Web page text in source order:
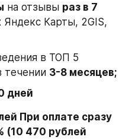
на отзывы раз в 7
Яндекс Карты, 2GIS,
в ТОП 5
течении 3-8 месяцев;
дней
При оплате сразу
(10 470 рублей